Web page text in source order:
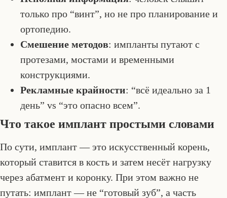
только про “винт”, но не про планирование и
ортопедию.
Смешение методов: импланты путают с
протезами, мостами и временными
конструкциями.
Рекламные крайности: “всё идеально за 1
день” vs “это опасно всем”.
Что такое имплант простыми словами
По сути, имплант — это искусственный корень,
который ставится в кость и затем несёт нагрузку
через абатмент и коронку. При этом важно не
путать: имплант — не “готовый зуб”, а часть